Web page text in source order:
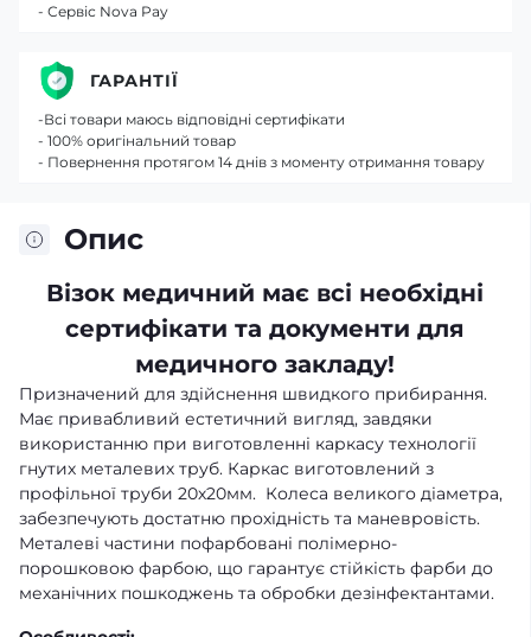
Опис
Візок медичний має всі необхідні
сертифікати та документи для
медичного закладу!
Призначений для здійснення швидкого прибирання.
Має привабливий естетичний вигляд, завдяки
використанню при виготовленні каркасу технології
гнутих металевих труб. Каркас виготовлений з
профільної труби 20х20мм. Колеса великого діаметра,
забезпечують достатню прохідність та маневровість.
Металеві частини пофарбовані полімерно-
порошковою фарбою, що гарантує стійкість фарби до
механічних пошкоджень та обробки дезінфектантами.
- Сервіс Nova Pay
ГАРАНТІЇ
-Всі товари маюсь відповідні сертифікати
- 100% оригінальний товар
- Повернення протягом 14 днів з моменту отримання товару